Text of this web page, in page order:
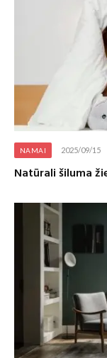
NAMAI 2025/09/15
Natūrali šiluma